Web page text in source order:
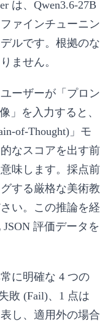
は、Qwen3.6-27B
ァインチューニン
ルです。根拠のな
ません。
ーザーが「プロン
」を入力すると、
of-Thought)」モ
なスコアを出す前
味します。採点前
する厳格な美術教
い。この推論を経
評価データを
に明確な 4 つの
敗 (Fail)、1 点は
し、適用外の場合